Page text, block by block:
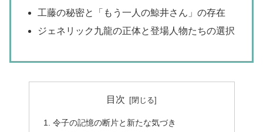
工藤の秘密と「もう一人の鯨井さん」の存在
ジェネリック九龍の正体と登場人物たちの選択
目次
令子の記憶の断片と新たな気づき